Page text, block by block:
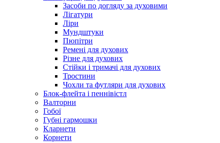
Засоби по догляду за духовими
Лігатури
Ліри
Мундштуки
Пюпітри
Ремені для духових
Різне для духових
Стійки і тримачі для духових
Тростини
Чохли та футляри для духових
Блок-флейта і пеннівістл
Валторни
Гобої
Губні гармошки
Кларнети
Корнети